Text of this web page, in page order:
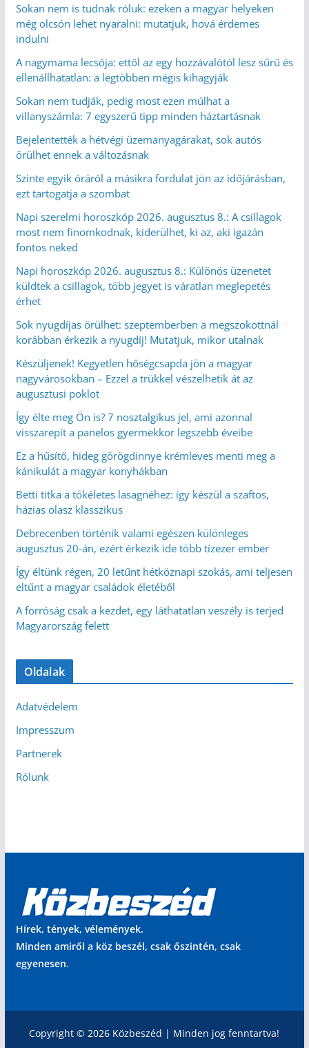
Sokan nem is tudnak róluk: ezeken a magyar helyeken
még olcsón lehet nyaralni: mutatjuk, hová érdemes
indulni
A nagymama lecsója: ettől az egy hozzávalótól lesz sűrű és
ellenállhatatlan: a legtöbben mégis kihagyják
Sokan nem tudják, pedig most ezen múlhat a
villanyszámla: 7 egyszerű tipp minden háztartásnak
Bejelentették a hétvégi üzemanyagárakat, sok autós
örülhet ennek a változásnak
Szinte egyik óráról a másikra fordulat jön az időjárásban,
ezt tartogatja a szombat
Napi szerelmi horoszkóp 2026. augusztus 8.: A csillagok
most nem finomkodnak, kiderülhet, ki az, aki igazán
fontos neked
Napi horoszkóp 2026. augusztus 8.: Különös üzenetet
küldtek a csillagok, több jegyet is váratlan meglepetés
érhet
Sok nyugdíjas örülhet: szeptemberben a megszokottnál
korábban érkezik a nyugdíj! Mutatjuk, mikor utalnak
Készüljenek! Kegyetlen hőségcsapda jön a magyar
nagyvárosokban – Ezzel a trükkel vészelhetik át az
augusztusi poklot
Így élte meg Ön is? 7 nosztalgikus jel, ami azonnal
visszarepít a panelos gyermekkor legszebb éveibe
Ez a hűsítő, hideg görögdinnye krémleves menti meg a
kánikulát a magyar konyhákban
Betti titka a tökéletes lasagnéhez: így készül a szaftos,
házias olasz klasszikus
Debrecenben történik valami egészen különleges
augusztus 20-án, ezért érkezik ide több tízezer ember
Így éltünk régen, 20 letűnt hétköznapi szokás, ami teljesen
eltűnt a magyar családok életéből
A forróság csak a kezdet, egy láthatatlan veszély is terjed
Magyarország felett
Oldalak
Adatvédelem
Impresszum
Partnerek
Rólunk
Hírek, tények, vélemények.
Minden amiről a köz beszél, csak őszintén, csak
egyenesen.
Copyright © 2026 Közbeszéd | Minden jog fenntartva!